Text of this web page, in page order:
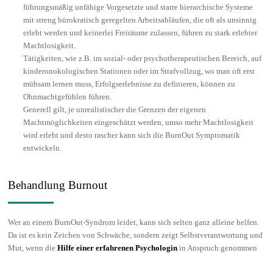
führungsmäßig unfähige Vorgesetzte und starre hierarchische Systeme
mit streng bürokratisch geregelten Arbeitsabläufen, die oft als unsinnig
erlebt werden und keinerlei Freiräume zulassen, führen zu stark erlebter
Machtlosigkeit.
Tätigkeiten, wie z.B. im sozial- oder psychotherapeutischen Bereich, auf
kinderonokologischen Stationen oder im Strafvollzug, wo man oft erst
mühsam lernen muss, Erfolgserlebnisse zu definieren, können zu
Ohnmachtgefühlen führen.
Generell gilt, je unrealistischer die Grenzen der eigenen
Machtmöglichkeiten eingeschätzt werden, umso mehr Machtlosigkeit
wird erlebt und desto rascher kann sich die BurnOut Symptomatik
entwickeln.
Behandlung Burnout
Wer an einem BurnOut-Syndrom leidet, kann sich selten ganz alleine helfen.
Da ist es kein Zeichen von Schwäche, sondern zeigt Selbstverantwortung und
Mut, wenn die Hilfe einer erfahrenen Psychologinin Anspruch genommen